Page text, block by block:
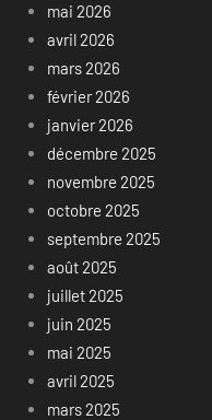
mai 2026
avril 2026
mars 2026
février 2026
janvier 2026
décembre 2025
novembre 2025
octobre 2025
septembre 2025
août 2025
juillet 2025
juin 2025
mai 2025
avril 2025
mars 2025